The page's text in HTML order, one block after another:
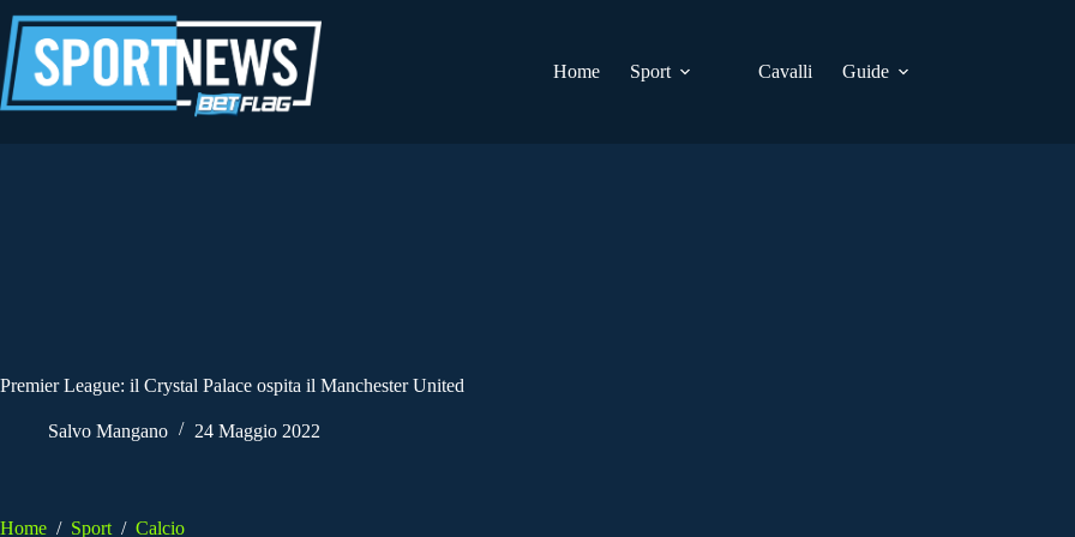
al
contenuto
Home
Sport Cavalli Guide
Premier League: il Crystal Palace ospita il Manchester United
Salvo Mangano 24 Maggio 2022
Home / Sport / Calcio